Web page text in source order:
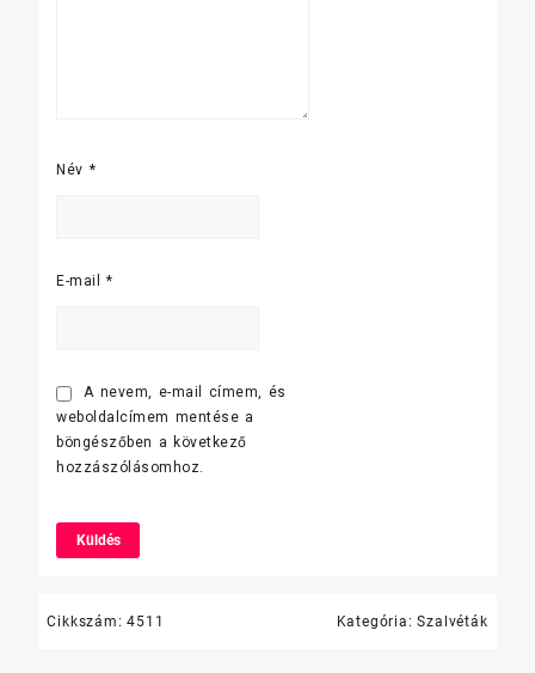
Név *
E-mail*
A nevem, e-mail címem, és
weboldalcímem mentése a
böngészőben a következő
hozzászólásomhoz.
Cikkszám:4511 Kategória:Szalvéták